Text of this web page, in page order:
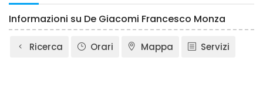
Informazioni su De Giacomi Francesco Monza
Ricerca Orari Mappa Servizi